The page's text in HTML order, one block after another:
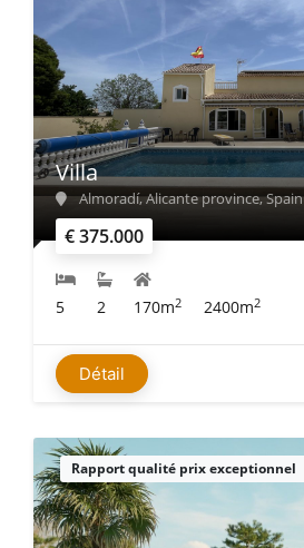
€ 375.000
Villa
Almoradí, Alicante province, Spain
5 2 170m2 2400m2
Détail
Rapport qualité prix exceptionnel